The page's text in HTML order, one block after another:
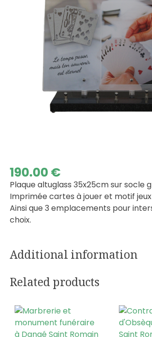
190.00 €
Plaque altuglass 35x25cm sur socle
Imprimée cartes à jouer et motif
Ainsi que 3 emplacements pour
choix.
Additional information
Related products